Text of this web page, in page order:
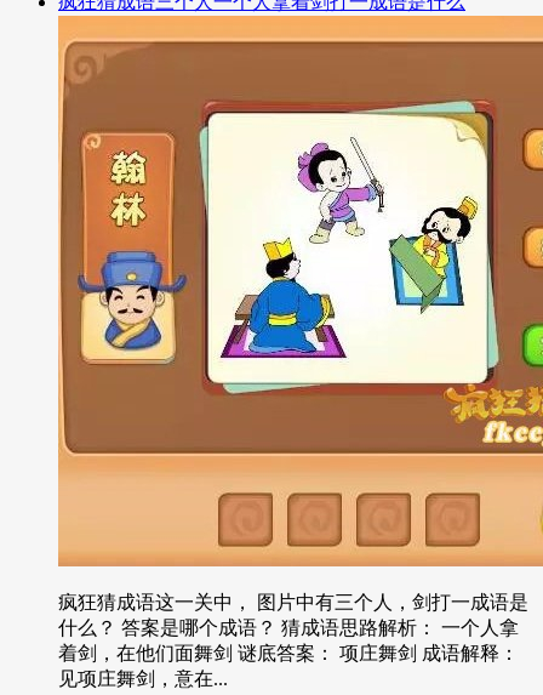
疯狂猜成语这一关中， 图片中有三个人，剑打一成语是
什么？ 答案是哪个成语？ 猜成语思路解析： 一个人拿
着剑，在他们面舞剑 谜底答案： 项庄舞剑 成语解释：
见项庄舞剑，意在...